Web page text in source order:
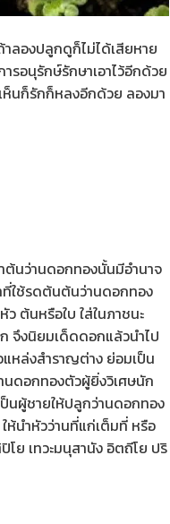
ลองปลูกดูก็ไม่ได้เสียหาย
รอนุรักษ์รักษาเอาไว้อีกด้วย
นก็รักก็หลงอีกด้วย ลองมา
ต้นว่านดอกทองนั้นมีอำนาจ
ที่ใช้รดต้นต้นว่านดอกทอง
ต้นหรือใบ ใส่ในภาชนะ
จึงนิยมเด็ดดอกแล้วนำไป
แหล่งสำราญต่าง ย่อมเป็น
ดอกทองตัวผู้ยิ่งวิเศษนัก
นผู้ชายให้ปลูกว่านดอกทอง
ห้นำหัวว่านที่แก่เต็มที่ หรือ
ย เทวะมนุสานัง อิตถีโย ปริ